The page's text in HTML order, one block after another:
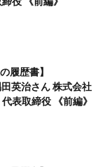
履歴書】
田英治さん 株式会社
表取締役 《前編》